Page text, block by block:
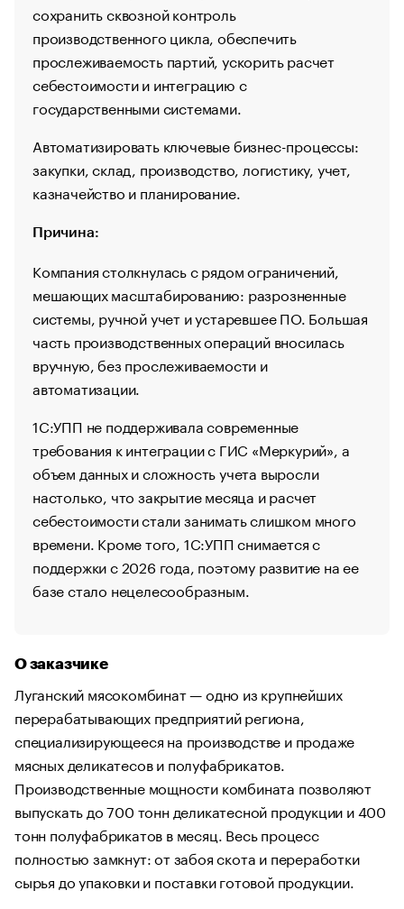
сохранить сквозной контроль
производственного цикла, обеспечить
прослеживаемость партий, ускорить расчет
себестоимости и интеграцию с
государственными системами.
Автоматизировать ключевые бизнес-процессы:
закупки, склад, производство, логистику, учет,
казначейство и планирование.
Причина:
Компания столкнулась с рядом ограничений,
мешающих масштабированию: разрозненные
системы, ручной учет и устаревшее ПО. Большая
часть производственных операций вносилась
вручную, без прослеживаемости и
автоматизации.
1С:УПП не поддерживала современные
требования к интеграции с ГИС «Меркурий», а
объем данных и сложность учета выросли
настолько, что закрытие месяца и расчет
себестоимости стали занимать слишком много
времени. Кроме того, 1С:УПП снимается с
поддержки с 2026 года, поэтому развитие на ее
базе стало нецелесообразным.
О заказчике
Луганский мясокомбинат — одно из крупнейших
перерабатывающих предприятий региона,
специализирующееся на производстве и продаже
мясных деликатесов и полуфабрикатов.
Производственные мощности комбината позволяют
выпускать до 700 тонн деликатесной продукции и 400
тонн полуфабрикатов в месяц. Весь процесс
полностью замкнут: от забоя скота и переработки
сырья до упаковки и поставки готовой продукции.